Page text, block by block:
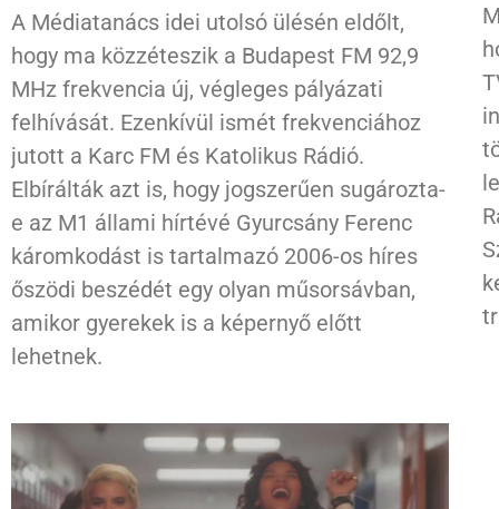
A Médiatanács idei utolsó ülésén eldőlt,
hogy ma közzéteszik a Budapest FM 92,9
MHz frekvencia új, végleges pályázati
felhívását. Ezenkívül ismét frekvenciához
jutott a Karc FM és Katolikus Rádió.
Elbírálták azt is, hogy jogszerűen sugározta-
e az M1 állami hírtévé Gyurcsány Ferenc
káromkodást is tartalmazó 2006-os híres
őszödi beszédét egy olyan műsorsávban,
amikor gyerekek is a képernyő előtt
lehetnek.